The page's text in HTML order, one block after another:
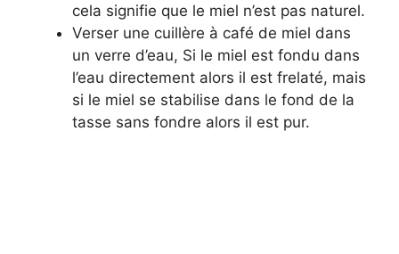
cela signifie que le miel n’est pas naturel.
Verser une cuillère à café de miel dans
un verre d’eau, Si le miel est fondu dans
l’eau directement alors il est frelaté, mais
si le miel se stabilise dans le fond de la
tasse sans fondre alors il est pur.